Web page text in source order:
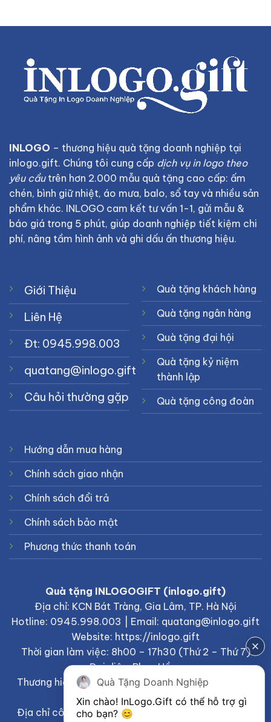
INLOGO – thương hiệu quà tặng doanh nghiệp tại
inlogo.gift. Chúng tôi cung cấp dịch vụ in logo theo
yêu cầutrên hơn 2.000 mẫu quà tặng cao cấp: ấm
chén, bình giữ nhiệt, áo mưa, balo, sổ tay và nhiều sản
phẩm khác. INLOGO cam kết tư vấn 1-1, gửi mẫu &
báo giá trong 5 phút, giúp doanh nghiệp tiết kiệm chi
phí, nâng tầm hình ảnh và ghi dấu ấn thương hiệu.
Giới Thiệu
Liên Hệ
Đt: 0945.998.003
quatang@inlogo.gift
Câu hỏi thường gặp
Quà tặng khách hàng
Quà tặng ngân hàng
Quà tặng đại hội
Quà tặng kỷ niệm
thành lập
Quà tặng công đoàn
Hướng dẫn mua hàng
Chính sách giao nhận
Chính sách đổi trả
Chính sách bảo mật
Phương thức thanh toán
Quà tặng INLOGOGIFT (inlogo.gift)
Địa chỉ: KCN Bát Tràng, Gia Lâm, TP. Hà Nội
Hotline: 0945.998.003 | Email: quatang@inlogo.gift
Website: https://inlogo.gift
Thời gian làm việc: 8h00 – 17h30 (Thứ 2 – Thứ 7)
Đại diện: Phan Hồng
Thương hiệu thuộc Công ty TNHH BrandGift – MST:
0401922065
Địa chỉ công ty chủ quản: Số 27B đường Nguyễn Tri
Quà Tặng Doanh Nghiệp
Xin chào! InLogo.Gift có thể hỗ trợ gì
cho bạn? 😊